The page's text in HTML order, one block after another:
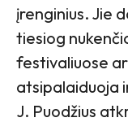
įrenginius. Jie
tiesiog
festivaliuose
atsipalaiduoja
J. Puodžius